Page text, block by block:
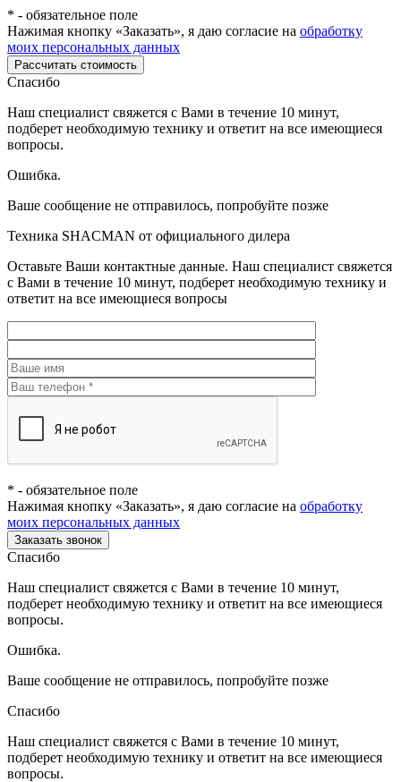
* - обязательное поле
Нажимая кнопку «Заказать», я даю согласие на обработку
моих персональных данных
Рассчитать стоимость
Спасибо
Наш специалист свяжется с Вами в течение 10 минут,
подберет необходимую технику и ответит на все имеющиеся
вопросы.
Ошибка.
Ваше сообщение не отправилось, попробуйте позже
Техника SHACMAN от официального дилера
Оставьте Ваши контактные данные. Наш специалист свяжется
с Вами в течение 10 минут, подберет необходимую технику и
ответит на все имеющиеся вопросы
* - обязательное поле
Нажимая кнопку «Заказать», я даю согласие на обработку
моих персональных данных
Заказать звонок
Спасибо
Наш специалист свяжется с Вами в течение 10 минут,
подберет необходимую технику и ответит на все имеющиеся
вопросы.
Ошибка.
Ваше сообщение не отправилось, попробуйте позже
Спасибо
Наш специалист свяжется с Вами в течение 10 минут,
подберет необходимую технику и ответит на все имеющиеся
вопросы.